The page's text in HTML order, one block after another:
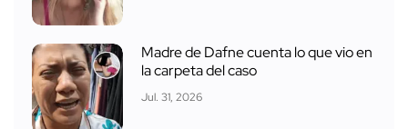
Madre de Dafne cuenta lo que vio en
la carpeta del caso
Jul. 31, 2026